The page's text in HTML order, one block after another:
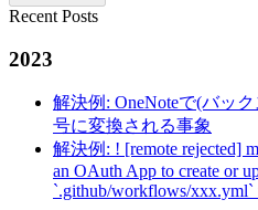
Recent Posts
2023
解決例: OneNoteで(バッ
号に変換される事象
解決例: ! [remote rejected]
an OAuth App to create or
`.github/workflows/